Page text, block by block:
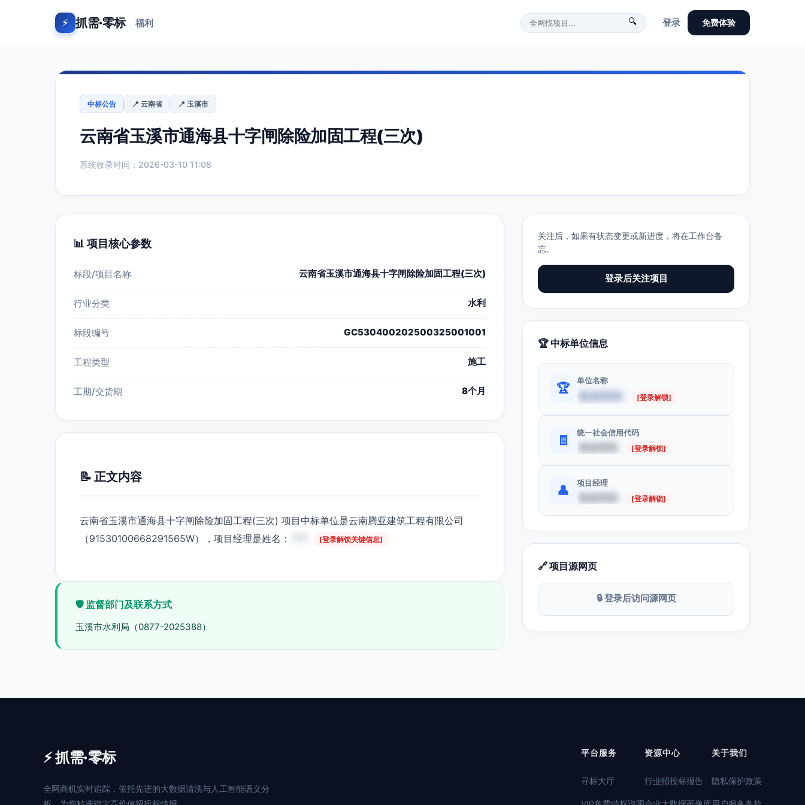
⚡ 抓需·零标 福利 🔍 登录 免费体验
中标公告 📍 云南省 📍 玉溪市
云南省玉溪市通海县十字闸除险加固工程(三次)
系统收录时间：2026-03-10 11:08
📊 项目核心参数
标段/项目名称 云南省玉溪市通海县十字闸除险加固工程(三次)
行业分类 水利
标段编号 GC530400202500325001001
工程类型 施工
工期/交货期 8个月
📝 正文内容
云南省玉溪市通海县十字闸除险加固工程(三次) 项目中标单位是云南腾亚建筑工程有限公司
（91530100668291565W），项目经理是姓名：
[登录解锁关键信息]
🛡️ 监督部门及联系方式
玉溪市水利局（0877-2025388）
关注后，如果有状态变更或新进度，将在工作台备
忘。
登录后关注项目
🏆 中标单位信息
🏆
单位名称
[登录解锁]
🧾
统一社会信用代码
[登录解锁]
👤
项目经理
[登录解锁]
🔗 项目源网页
🔒 登录后访问源网页
⚡ 抓需·零标
全网商机实时追踪，依托先进的大数据清洗与人工智能语义分
平台服务
寻标大厅
资源中心
行业招投标报告
关于我们
隐私保护政策